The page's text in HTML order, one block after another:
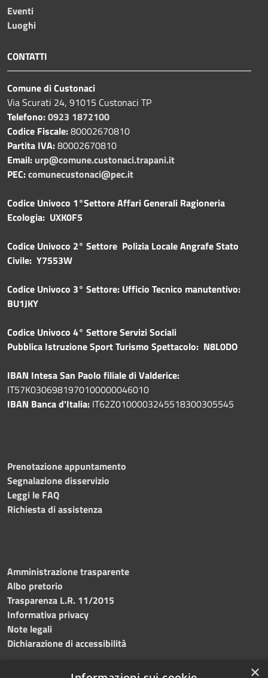
Eventi
Luoghi
CONTATTI
Comune di Custonaci
Via Scurati 24, 91015 Custonaci TP
Telefono:0923 1872100
Codice Fiscale:80002670810
Partita IVA:80002670810
Email: urp@comune.custonaci.trapani.it
PEC:comunecustonaci@pec.it
Codice Univoco 1°Settore Affari Generali Ragioneria
Ecologia: UXK0F5
Codice Univoco 2° Settore Polizia Locale Angrafe Stato
Civile: Y7553W
Codice Univoco 3° Settore: Ufficio Tecnico manutentivo:
BU1JKY
Codice Univoco 4° Settore Servizi Sociali
Pubblica Istruzione Sport Turismo Spettacolo: N8L0DO
IBAN Intesa San Paolo filiale di Valderice:
IT57K0306981970100000046010
IBAN Banca d'Italia: IT62Z0100003245518300305545
Prenotazione appuntamento
Segnalazione disservizio
Leggi le FAQ
Richiesta di assistenza
Amministrazione trasparente
Albo pretorio
Trasparenza L.R. 11/2015
Informativa privacy
Note legali
Dichiarazione di accessibilità
×